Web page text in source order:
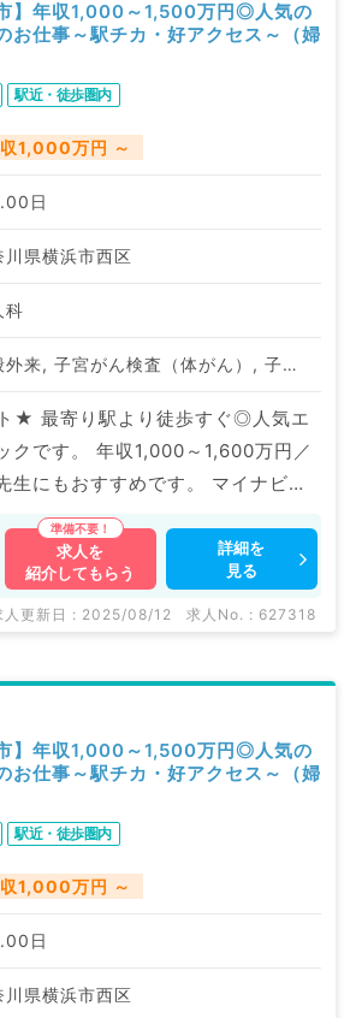
市】年収1,000～1,500万円◎人気の
お仕事～駅チカ・好アクセス～（婦
駅近・徒歩圏内
1,000万円 ～
日
川県横浜市西区
科
一般外来, 子宮がん検査（体がん）, 子宮がん検査（頚がん）
★ 最寄り駅より徒歩すぐ◎人気エ
～1,600万円／
もおすすめです。 マイナビ
クリニックなどの医療機関求人は
詳細等はお気軽
求人を
紹介してもらう
詳細を
見る
人更新日 : 2025/08/12 求人No. : 627318
市】年収1,000～1,500万円◎人気の
お仕事～駅チカ・好アクセス～（婦
駅近・徒歩圏内
1,000万円 ～
日
川県横浜市西区